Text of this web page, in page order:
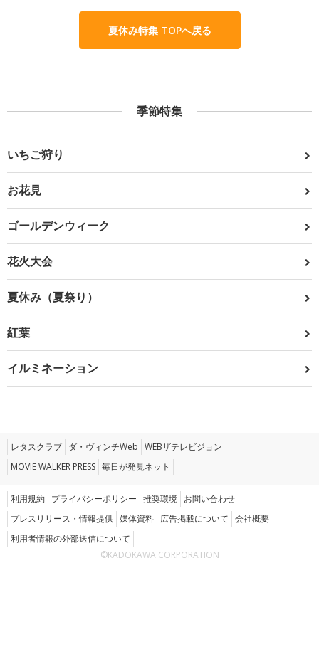
夏休み特集 TOPへ戻る
季節特集
いちご狩り
お花見
ゴールデンウィーク
花火大会
夏休み（夏祭り）
紅葉
イルミネーション
レタスクラブ ダ・ヴィンチWeb WEBザテレビジョン
MOVIE WALKER PRESS 毎日が発見ネット
利用規約 プライバシーポリシー 推奨環境 お問い合わせ
プレスリリース・情報提供 媒体資料 広告掲載について 会社概要
利用者情報の外部送信について
©KADOKAWA CORPORATION